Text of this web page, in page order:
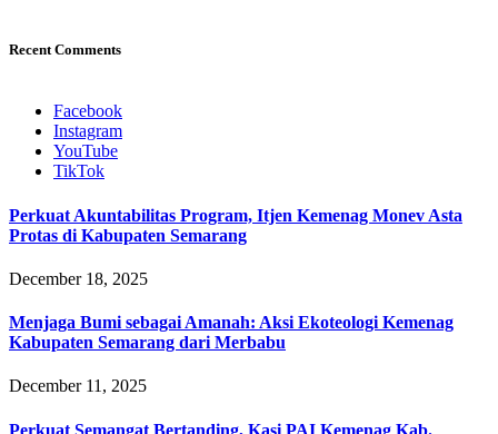
Recent Comments
Facebook
Instagram
YouTube
TikTok
Perkuat Akuntabilitas Program, Itjen Kemenag Monev Asta
Protas di Kabupaten Semarang
December 18, 2025
Menjaga Bumi sebagai Amanah: Aksi Ekoteologi Kemenag
Kabupaten Semarang dari Merbabu
December 11, 2025
Perkuat Semangat Bertanding, Kasi PAI Kemenag Kab.